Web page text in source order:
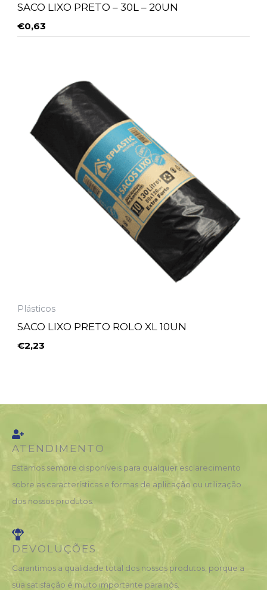
SACO LIXO PRETO – 30L – 20UN
€0,63
Plásticos
SACO LIXO PRETO ROLO XL 10UN
€2,23
ATENDIMENTO
Estamos sempre disponíveis para qualquer esclarecimento
sobre as características e formas de aplicação ou utilização
dos nossos produtos.
DEVOLUÇÕES
Garantimos a qualidade total dos nossos produtos, porque a
sua satisfação é muito importante para nós.